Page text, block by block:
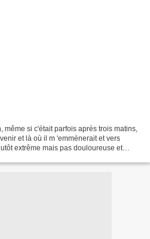
si c'était parfois après trois matins,
et là où il m 'emmènerait et vers
extrême mais pas douloureuse et